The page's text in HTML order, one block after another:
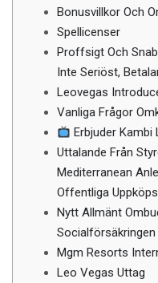
Bonusvillkor Och
Spellicenser
Proffsigt Och
Inte Seriöst,
Leovegas
Vanliga Frågor
Erbjuder Kambi
Uttalande Från
Mediterranean
Offentliga
Nytt Allmänt
Socialförsäkringen
Mgm Resorts
Leo Vegas Uttag